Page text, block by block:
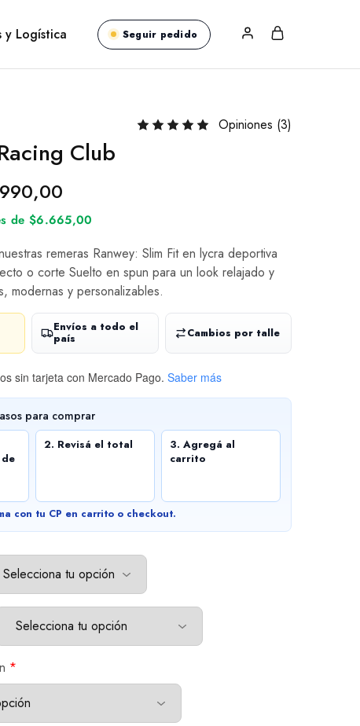
y Logística Seguir pedido
Opiniones (3)
Club
de $6.665,00
remeras Ranwey: Slim Fit en lycra deportiva
o corte Suelto en spun para un look relajado y
modernas y personalizables.
Envíos a todo el
país
Cambios por talle
sin tarjeta con Mercado Pago. Saber más
para comprar
2. Revisá el total
3. Agregá al
carrito
con tu CP en carrito o checkout.
*